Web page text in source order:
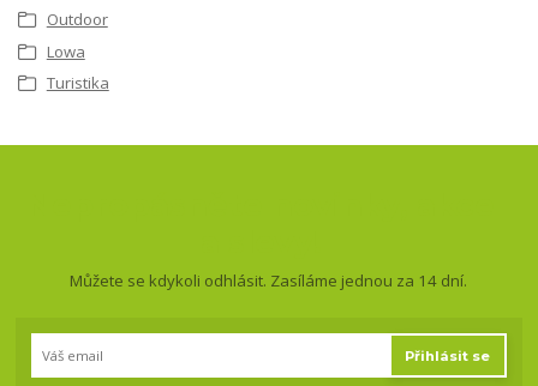
Outdoor
Lowa
Turistika
Můžete se kdykoli odhlásit. Zasíláme jednou za 14 dní.
Přihlásit se